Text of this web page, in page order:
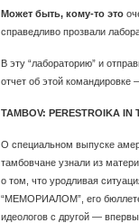
Может быть, кому-то это
справедливо прозвали
В эту “лабораторию” и
отчет об этой
TAMBOV: PERESTROIKA IN
О специальном выпуске
тамбовчане узнали из
о том, что уродливая
“МЕМОРИАЛОМ”, его
идеологов с другой —